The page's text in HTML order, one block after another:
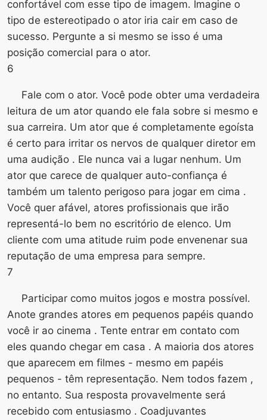
confortável com esse tipo de imagem. Imagine o
tipo de estereotipado o ator iria cair em caso de
sucesso. Pergunte a si mesmo se isso é uma
posição comercial para o ator.
6
Fale com o ator. Você pode obter uma verdadeira
leitura de um ator quando ele fala sobre si mesmo e
sua carreira. Um ator que é completamente egoísta
é certo para irritar os nervos de qualquer diretor em
uma audição . Ele nunca vai a lugar nenhum. Um
ator que carece de qualquer auto-confiança é
também um talento perigoso para jogar em cima .
Você quer afável, atores profissionais que irão
representá-lo bem no escritório de elenco. Um
cliente com uma atitude ruim pode envenenar sua
reputação de uma empresa para sempre.
7
Participar como muitos jogos e mostra possível.
Anote grandes atores em pequenos papéis quando
você ir ao cinema . Tente entrar em contato com
eles quando chegar em casa . A maioria dos atores
que aparecem em filmes - mesmo em papéis
pequenos - têm representação. Nem todos fazem ,
no entanto. Sua resposta provavelmente será
recebido com entusiasmo . Coadjuvantes